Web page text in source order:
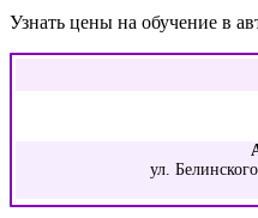
Узнать цены на обучение в
ул.